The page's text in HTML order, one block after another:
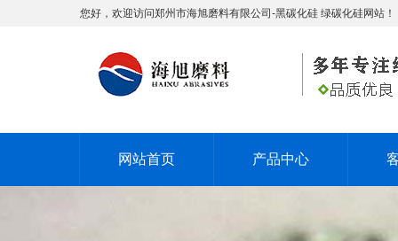
您好，欢迎访问郑州市海旭磨料有限公司-黑碳化硅 绿碳化硅网站！
网站首页 产品中心